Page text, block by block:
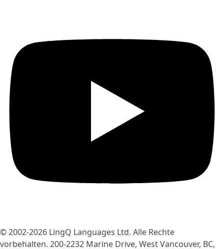
© 2002-2026 LingQ Languages Ltd. Alle Rechte
vorbehalten. 200-2232 Marine Drive, West Vancouver, BC,